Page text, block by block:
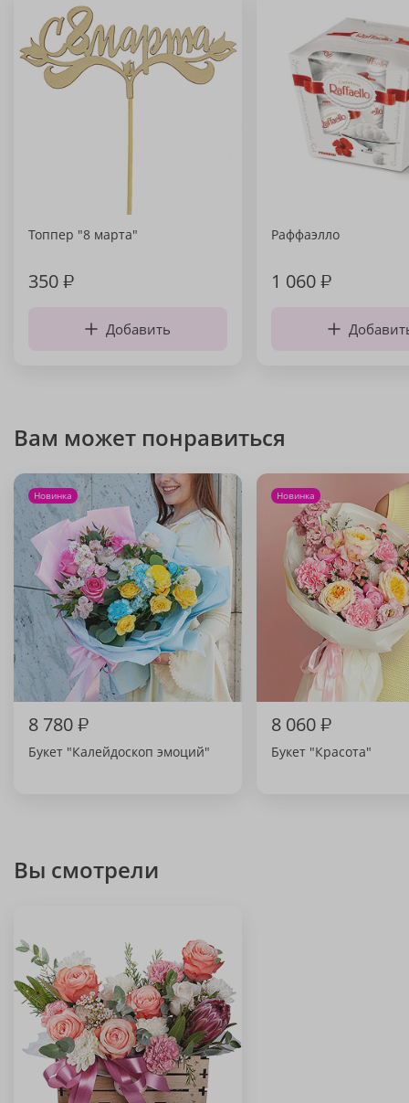
Топпер "8 марта"
350₽
Добавить
Раффаэлло
1 060₽
Вам может понравиться
Новинка
8 780₽
Букет "Калейдоскоп эмоций"
Новинка
8 060₽
Букет "Красота"
Вы смотрели